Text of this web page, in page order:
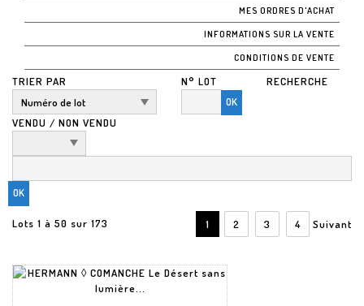
MES ORDRES D'ACHAT
INFORMATIONS SUR LA VENTE
CONDITIONS DE VENTE
TRIER PAR
N° LOT
OK
VENDU / NON VENDU
RECHERCHE
Lots 1 à 50 sur 173 1 2 3 4 Suivant